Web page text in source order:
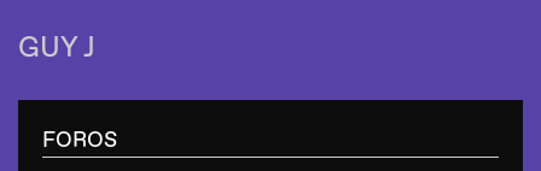
GUY J
FOROS